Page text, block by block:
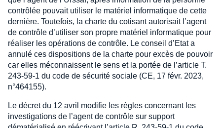
contrôlée pouvait utiliser le matériel informatique de cette
dernière. Toutefois, la charte du cotisant autorisait l’agent
de contrôle d’utiliser son propre matériel informatique pour
réaliser les opérations de contrôle. Le conseil d’Etat a
annulé ces dispositions de la charte pour excès de pouvoir
car elles méconnaissent le sens et la portée de l’article T.
243-59-1 du code de sécurité sociale (CE, 17 févr. 2023,
n°464155).
Le décret du 12 avril modifie les règles concernant les
investigations de l’agent de contrôle sur support